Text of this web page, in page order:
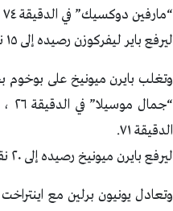
“مارفين دوكسيك” في الدقيقة ٧٤ ، “رومانو شميد” في الدقيقة ٩٠.
ليرفع باير ليفركوزن رصيده إلى ١٥ نقطة في المركز الثالث ، بينما يأتي فيردر بريمن في المركز التاسع برصيد ١٢ نقطة.
الدقيقة ٧١.
ليرفع بايرن ميونيخ رصيده إلى ٢٠ نقطة في الصدارة ، بينما تجمد رصيد بوخوم عند نقطة واحدة في المركز الأخير.